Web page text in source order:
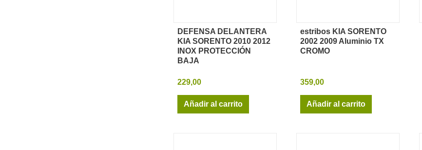
Vista rápida
DEFENSA DELANTERA
KIA SORENTO 2010 2012
INOX PROTECCIÓN
BAJA
229,00
Añadir al carrito
Vista rápida
estribos KIA SORENTO
2002 2009 Aluminio TX
CROMO
359,00
Añadir al carrito